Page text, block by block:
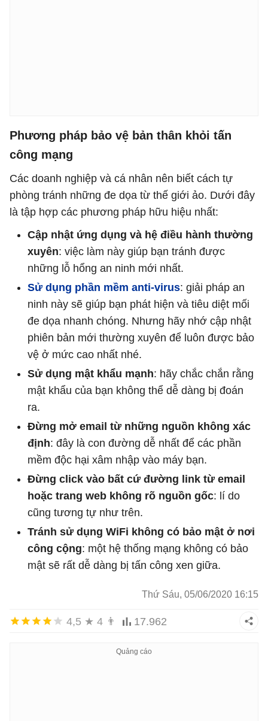
Phương pháp bảo vệ bản thân khỏi tấn
công mạng
Các doanh nghiệp và cá nhân nên biết cách tự
phòng tránh những đe dọa từ thế giới ảo. Dưới đây
là tập hợp các phương pháp hữu hiệu nhất:
Cập nhật ứng dụng và hệ điều hành thường
xuyên: việc làm này giúp bạn tránh được
những lỗ hổng an ninh mới nhất.
Sử dụng phần mềm anti-virus: giải pháp an
ninh này sẽ giúp bạn phát hiện và tiêu diệt mối
đe dọa nhanh chóng. Nhưng hãy nhớ cập nhật
phiên bản mới thường xuyên để luôn được bảo
vệ ở mức cao nhất nhé.
Sử dụng mật khẩu mạnh: hãy chắc chắn rằng
mật khẩu của bạn không thể dễ dàng bị đoán
ra.
Đừng mở email từ những nguồn không xác
định: đây là con đường dễ nhất để các phần
mềm độc hại xâm nhập vào máy bạn.
Đừng click vào bất cứ đường link từ email
hoặc trang web không rõ nguồn gốc: lí do
cũng tương tự như trên.
Tránh sử dụng WiFi không có bảo mật ở nơi
công cộng: một hệ thống mạng không có bảo
mật sẽ rất dễ dàng bị tấn công xen giữa.
Thứ Sáu, 05/06/2020 16:15
4,5 ★ 4 👨 17.962